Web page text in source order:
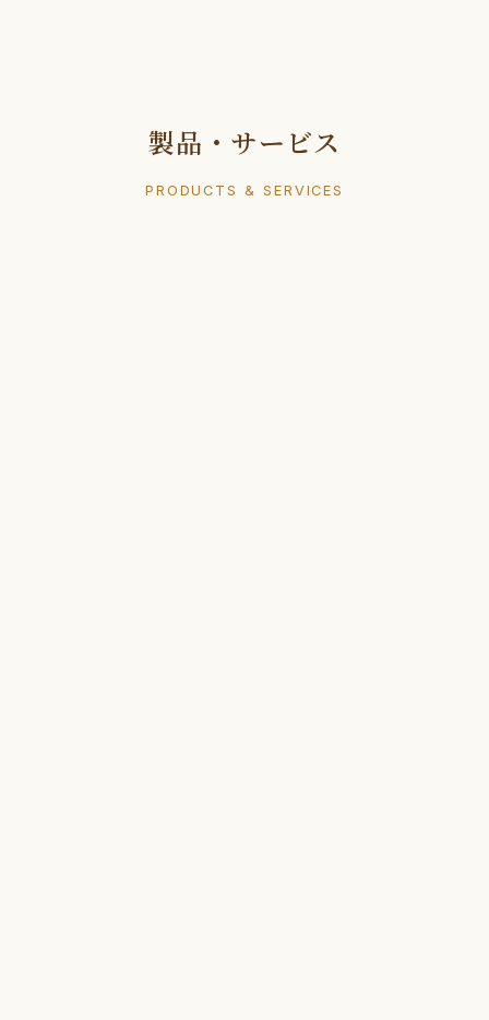
製品・サービス
PRODUCTS & SERVICES